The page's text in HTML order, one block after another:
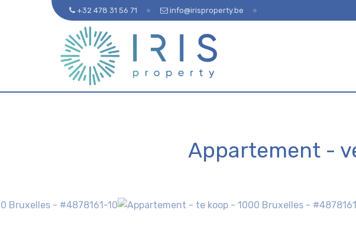
+32 478 31 56 71 info@irisproperty.be
Appartement -